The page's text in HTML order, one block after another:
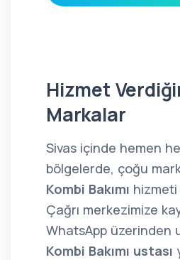
Hizmet
Markalar
Sivas içinde hemen
bölgelerde, çoğu
Kombi Bakımı
Çağrı merkezimize
WhatsApp üzerinden
Kombi Bakımı ustası